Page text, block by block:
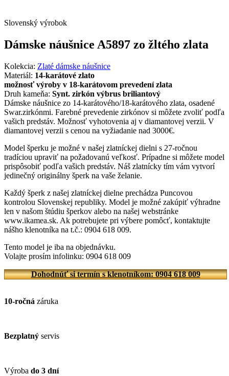
Slovenský výrobok
Dámske náušnice A5897 zo žltého zlata
Kolekcia: Zlaté dámske náušnice
Materiál: 14-karátové zlato
možnosť výroby v 18-karátovom prevedení zlata
Druh kameňa: Synt. zirkón výbrus briliantový
Dámske náušnice zo 14-karátového/18-karátového zlata, osadené
Swar.zirkónmi. Farebné prevedenie zirkónov si môžete zvoliť podľa
vašich predstáv. Možnosť vyhotovenia aj v diamantovej verzii. V
diamantovej verzii s cenou na vyžiadanie nad 3000€.
Model šperku je možné v našej zlatníckej dielni s 27-ročnou
tradíciou upraviť na požadovanú veľkosť. Prípadne si môžete model
prispôsobiť podľa vašich predstáv. Náš zlatnícky tím vám vytvorí
jedinečný originálny šperk na vaše želanie.
Každý šperk z našej zlatníckej dielne prechádza Puncovou
kontrolou Slovenskej republiky. Model je možné zakúpiť výhradne
len v našom štúdiu šperkov alebo na našej webstránke
www.ikamea.sk. Ak potrebujete pri výbere pomôcť, kontaktujte
nášho klenotníka na t.č.: 0904 618 009.
Tento model je iba na objednávku.
Volajte prosím infolinku: 0904 618 009
Dohodnúť si termín s klenotníkom: 0904 618 009
10-ročná záruka
Bezplatný servis
Výroba do 3 dní